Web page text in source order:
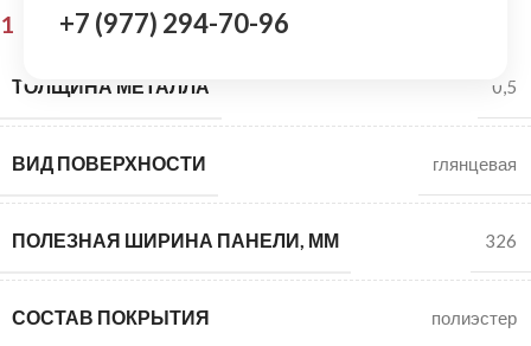
+7 (977) 294-70-96
1 135,00 ₽
ТОЛЩИНА МЕТАЛЛА 0,5
ВИД ПОВЕРХНОСТИ глянцевая
ПОЛЕЗНАЯ ШИРИНА ПАНЕЛИ, ММ 326
СОСТАВ ПОКРЫТИЯ полиэстер